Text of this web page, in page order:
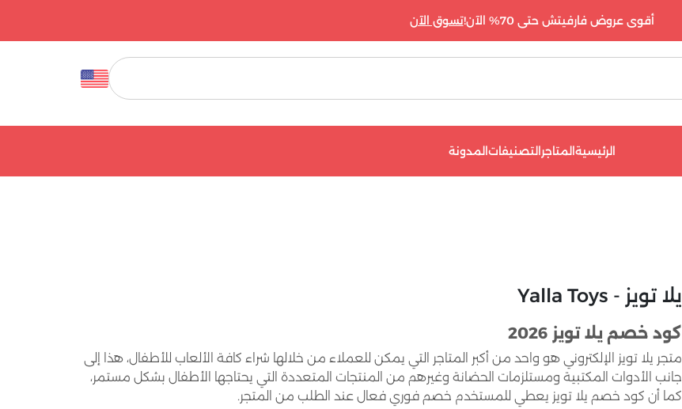
أقوى عروض فارفيتش حتى 70% الآن! تسوق الآن
الرئيسيةالمتاجرالتصنيفاتالمدونة
يلا تويز - Yalla Toys
كود خصم يلا تويز 2026
متجر يلا تويز الإلكتروني هو واحد من أكبر المتاجر التي يمكن للعملاء من خلالها شراء كافة الألعاب للأطفال، هذا إلى
جانب الأدوات المكتبية ومستلزمات الحضانة وغيرهم من المنتجات المتعددة التي يحتاجها الأطفال بشكل مستمر،
كما أن كود خصم يلا تويز يعطي للمستخدم خصم فوري فعال عند الطلب من المتجر.